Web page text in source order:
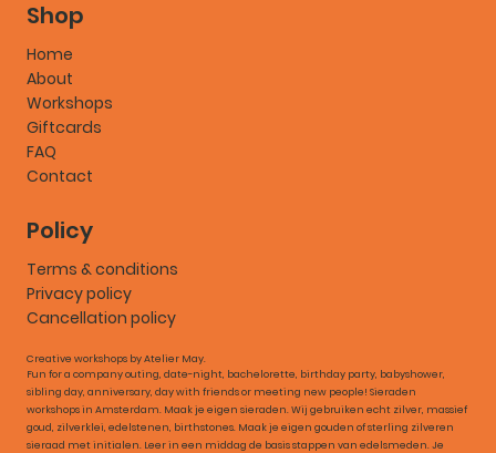
Shop
Home
About
Workshops
Giftcards
FAQ
Contact
Policy
Terms & conditions
Privacy policy
Cancellation policy
Creative workshops by Atelier May.
Fun for a company outing, date-night, bachelorette, birthday party, babyshower,
sibling day, anniversary, day with friends or meeting new people! Sieraden
workshops in Amsterdam. Maak je eigen sieraden. Wij gebruiken echt zilver, massief
goud, zilverklei, edelstenen, birthstones. Maak je eigen gouden of sterling zilveren
sieraad met initialen. Leer in een middag de basis stappen van edelsmeden. Je